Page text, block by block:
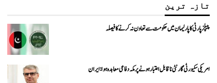
تازہ ترین
پیپلزپارٹی کا پارلیمان میں حکومت سے تعاون نہ کرنے کا فیصلہ
امریکی سکیورٹی گارنٹی ناقابل اعتبار ہونے پر مکہ دفاعی معاہدہ ہوا: ایران